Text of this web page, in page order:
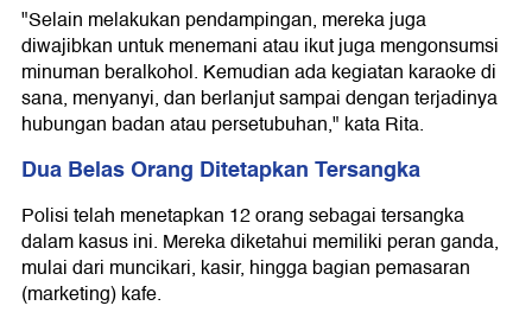
"Selain melakukan pendampingan, mereka juga
diwajibkan untuk menemani atau ikut juga mengonsumsi
minuman beralkohol. Kemudian ada kegiatan karaoke di
sana, menyanyi, dan berlanjut sampai dengan terjadinya
hubungan badan atau persetubuhan," kata Rita.
Dua Belas Orang Ditetapkan Tersangka
Polisi telah menetapkan 12 orang sebagai tersangka
dalam kasus ini. Mereka diketahui memiliki peran ganda,
mulai dari muncikari, kasir, hingga bagian pemasaran
(marketing) kafe.